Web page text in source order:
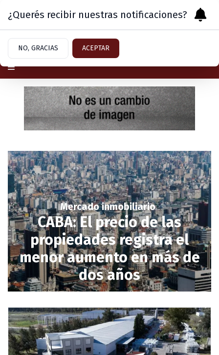
Sábado 8 de Agosto
Mercado inmobiliario
CABA: El precio de las
propiedades registra el
menor aumento en más de
dos años
¿Querés recibir nuestras notificaciones?
NO, GRACIAS ACEPTAR